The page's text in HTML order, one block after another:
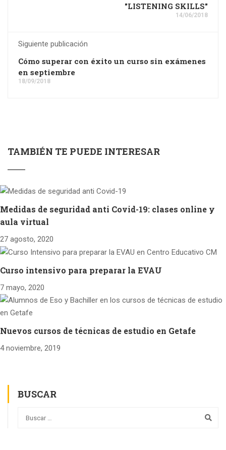
"LISTENING SKILLS"
14/06/2018
Siguiente publicación
Cómo superar con éxito un curso sin exámenes
en septiembre
18/09/2018
TAMBIÉN TE PUEDE INTERESAR
Medidas de seguridad anti Covid-19: clases online y
aula virtual
27 agosto, 2020
Curso intensivo para preparar la EVAU
7 mayo, 2020
Nuevos cursos de técnicas de estudio en Getafe
4 noviembre, 2019
BUSCAR